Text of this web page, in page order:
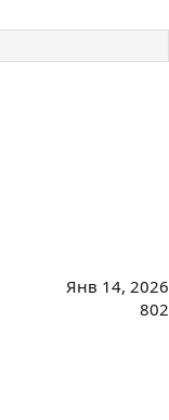
Янв 14, 2026
802